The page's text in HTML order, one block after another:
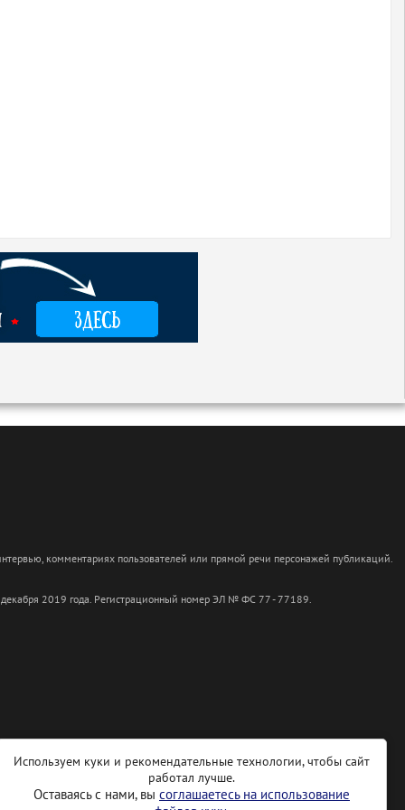
комментариях пользователей или прямой речи персонажей публикаций.
декабря 2019 года. Регистрационный номер ЭЛ № ФС 77 - 77189.
Используем куки и рекомендательные технологии, чтобы сайт
работал лучше.
Оставаясь с нами, вы соглашаетесь на использование